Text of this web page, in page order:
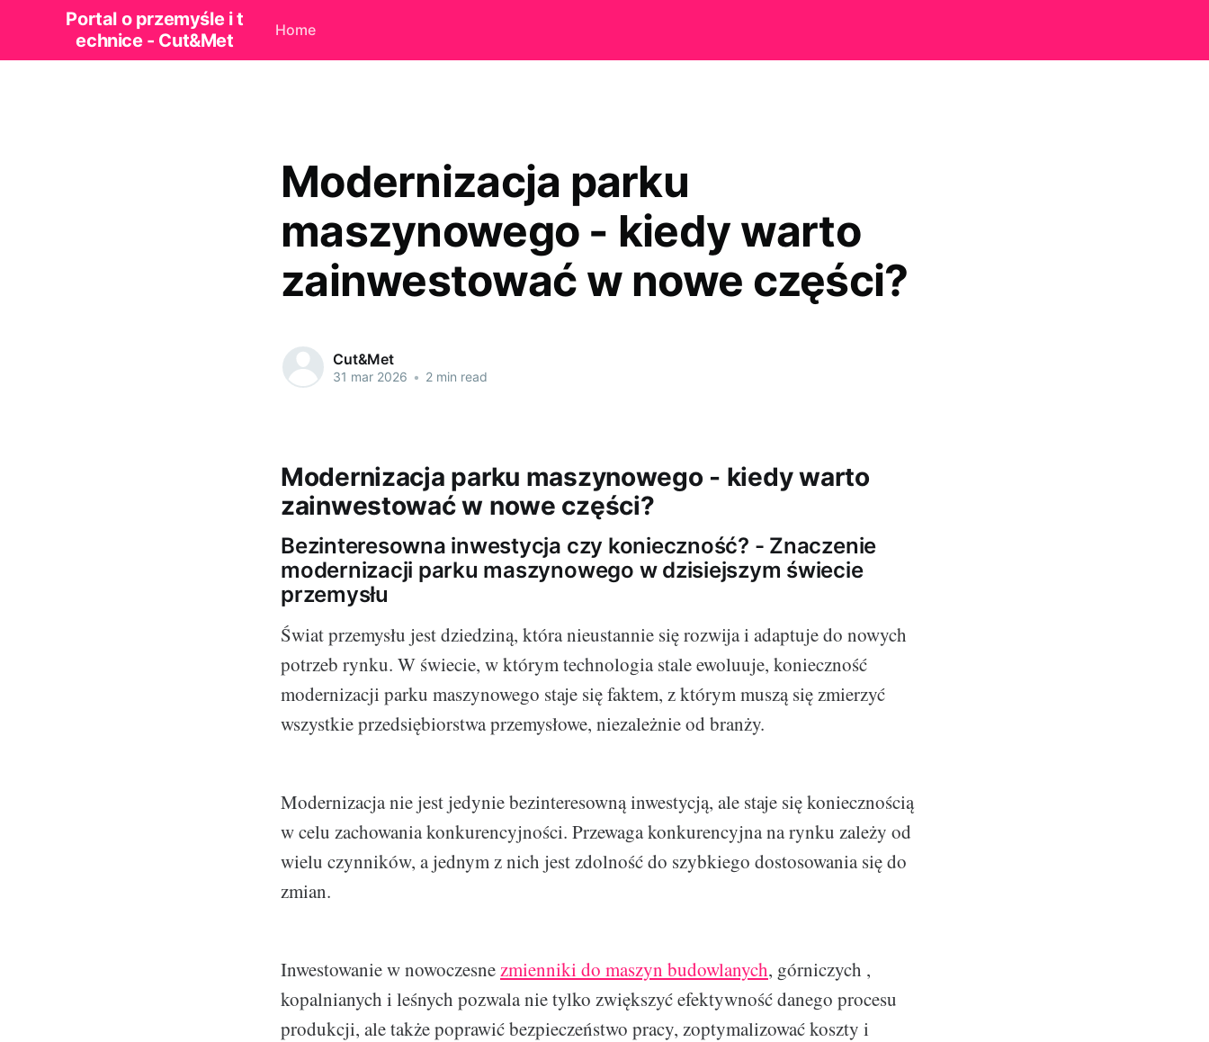
Portal o przemyśle i t
echnice - Cut&Met
Home
Modernizacja parku
maszynowego - kiedy warto
zainwestować w nowe części?
Cut&Met
31 mar 2026 • 2 min read
Modernizacja parku maszynowego - kiedy warto
zainwestować w nowe części?
Bezinteresowna inwestycja czy konieczność? - Znaczenie
modernizacji parku maszynowego w dzisiejszym świecie
przemysłu
Świat przemysłu jest dziedziną, która nieustannie się rozwija i adaptuje do nowych
potrzeb rynku. W świecie, w którym technologia stale ewoluuje, konieczność
modernizacji parku maszynowego staje się faktem, z którym muszą się zmierzyć
wszystkie przedsiębiorstwa przemysłowe, niezależnie od branży.
Modernizacja nie jest jedynie bezinteresowną inwestycją, ale staje się koniecznością
w celu zachowania konkurencyjności. Przewaga konkurencyjna na rynku zależy od
wielu czynników, a jednym z nich jest zdolność do szybkiego dostosowania się do
zmian.
Inwestowanie w nowoczesne zmienniki do maszyn budowlanych, górniczych ,
kopalnianych i leśnych pozwala nie tylko zwiększyć efektywność danego procesu
produkcji, ale także poprawić bezpieczeństwo pracy, zoptymalizować koszty i